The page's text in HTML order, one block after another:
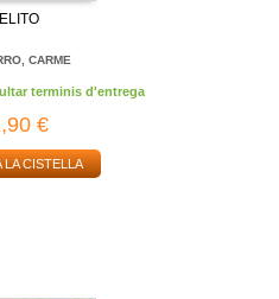
CARME
terminis d'entrega
€
LA CISTELLA